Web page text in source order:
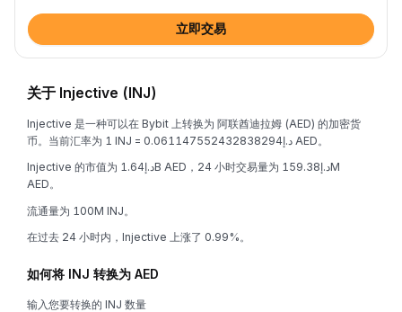
立即交易
关于 Injective (INJ)
Injective 是一种可以在 Bybit 上转换为 阿联酋迪拉姆 (AED) 的加密货
币。当前汇率为 1 INJ = د.إ0.061147552432838294 AED。
Injective 的市值为 د.إ1.64B AED，24 小时交易量为 د.إ159.38M
AED。
流通量为 100M INJ。
在过去 24 小时内，Injective 上涨了 0.99%。
如何将 INJ 转换为 AED
输入您要转换的 INJ 数量